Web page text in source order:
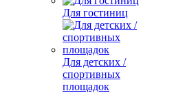
Для гостиниц
Для детских /
спортивных
площадок